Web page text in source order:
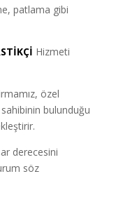
patlama gibi
Hizmeti
özel
bulunduğu
derecesini
söz